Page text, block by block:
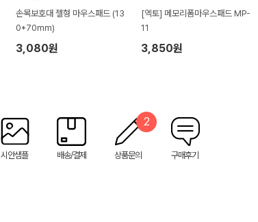
손목보호대 젤형 마우스패드 (13
0*70mm)
3,080원
[엑토] 메모리폼마우스패드 MP-
11
3,850원
시안샘플 배송/결제 상품문의
2
구매후기